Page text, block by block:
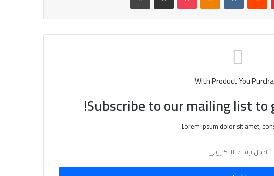
With Product You
Subscribe to our mailing list to
Lorem ipsum dolor sit amet,